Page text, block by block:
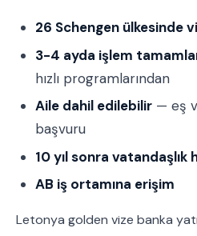
26 Schengen ülkesinde
3-4 ayda işlem
hızlı programlarından
Aile dahil edilebilir — eş
başvuru
10 yıl sonra vatandaşlık
AB iş ortamına erişim
Letonya golden vize banka